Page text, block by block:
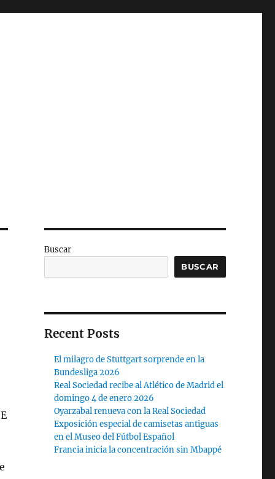
Buscar
BUSCAR
Recent Posts
El milagro de Stuttgart sorprende en la
Bundesliga 2026
Real Sociedad recibe al Atlético de Madrid el
domingo 4 de enero 2026
Oyarzabal renueva con la Real Sociedad
Exposición especial de camisetas antiguas
en el Museo del Fútbol Español
Francia inicia la concentración sin Mbappé